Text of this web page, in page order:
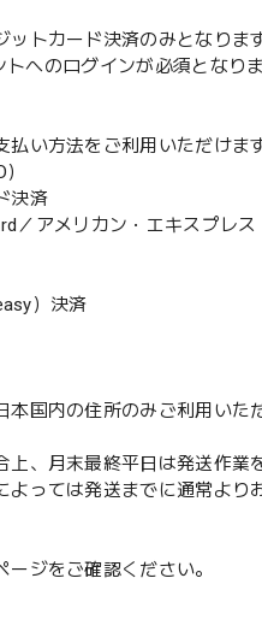
ットカード決済のみとなりま
トへのログインが必須となりま
払い方法をご利用いただけま
決済
アメリカン・エキスプレス
）決済
本国内の住所のみご利用いた
、月末最終平日は発送作業
っては発送までに通常より
ージをご確認ください。